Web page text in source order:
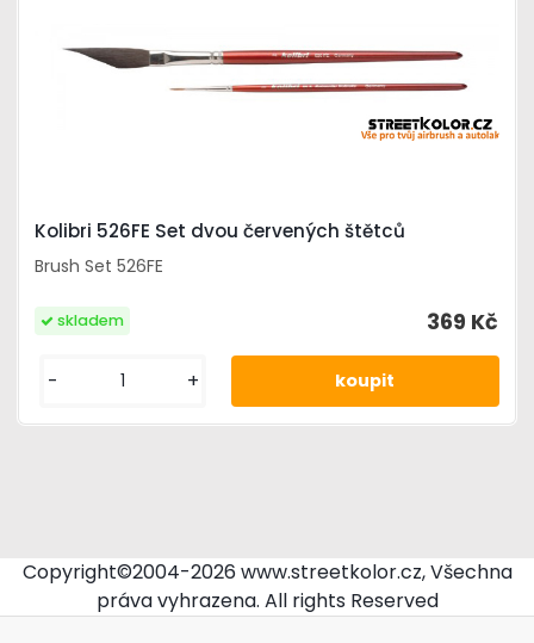
Kolibri 526FE Set dvou červených štětců
Brush Set 526FE
369 Kč
skladem
- +
Copyright©2004-2026 www.streetkolor.cz, Všechna
práva vyhrazena. All rights Reserved